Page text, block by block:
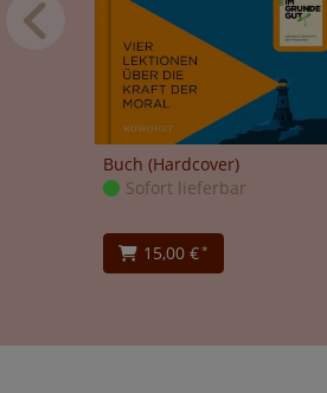
Buch (Hardcover)
Sofort lieferbar
15,00 €*